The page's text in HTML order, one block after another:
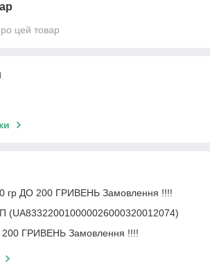
цей товар
гр ДО 200 ГРИВЕНЬ Замовлення !!!!
(UA833220010000026000320012074)
200 ГРИВЕНЬ Замовлення !!!!